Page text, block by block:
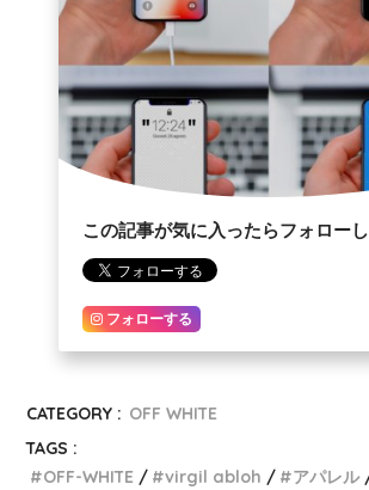
この記事が気に入ったらフォロー
フォローする
CATEGORY : OFF WHITE
TAGS :
OFF-WHITE
virgil abloh アパレル